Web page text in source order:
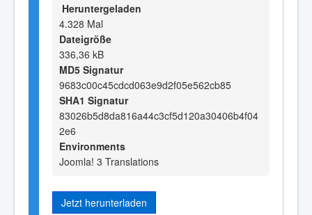
Heruntergeladen
4.328 Mal
Dateigröße
336,36 kB
MD5 Signatur
9683c00c45cdcd063e9d2f05e562cb85
SHA1 Signatur
83026b5d8da816a44c3cf5d120a30406b4f04
2e6
Environments
Joomla! 3 Translations
Jetzt herunterladen